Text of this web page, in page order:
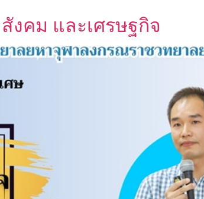
งคม และเศรษฐกิจ